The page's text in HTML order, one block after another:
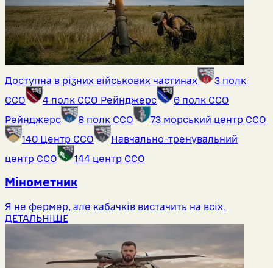
Доступна в різних військових частинах
3 полк
ССО
4 полк ССО Рейнджерс
6 полк ССО
Рейнджерс
8 полк ССО
73 морський центр ССО
140 Центр ССО
Навчально-тренувальний
центр ССО
144 центр ССО
Мінометник
Я не фермер, але кабачків вистачить на всіх.
ДЕТАЛЬНІШЕ